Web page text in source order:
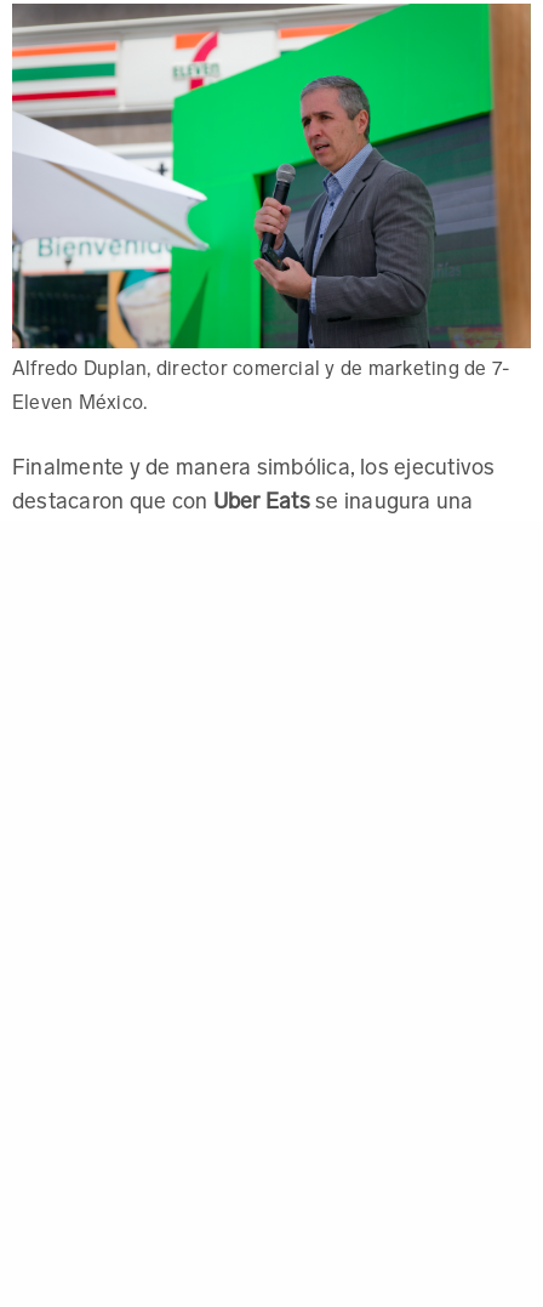
Alfredo Duplan, director comercial y de marketing de 7-
Eleven México.
Finalmente y de manera simbólica, los ejecutivos
destacaron que con Uber Eatsse inaugura una